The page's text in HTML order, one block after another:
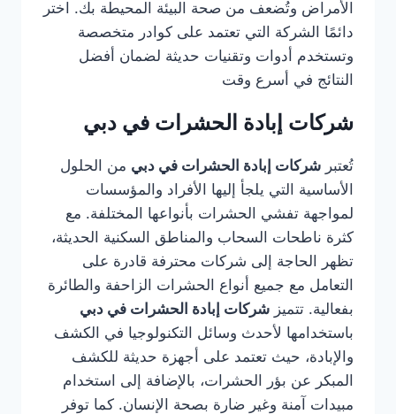
الأمراض وتُضعف من صحة البيئة المحيطة بك. اختر
دائمًا الشركة التي تعتمد على كوادر متخصصة
وتستخدم أدوات وتقنيات حديثة لضمان أفضل
النتائج في أسرع وقت
شركات إبادة الحشرات في دبي
تُعتبر شركات إبادة الحشرات في دبي من الحلول
الأساسية التي يلجأ إليها الأفراد والمؤسسات
لمواجهة تفشي الحشرات بأنواعها المختلفة. مع
كثرة ناطحات السحاب والمناطق السكنية الحديثة،
تظهر الحاجة إلى شركات محترفة قادرة على
التعامل مع جميع أنواع الحشرات الزاحفة والطائرة
بفعالية. تتميز شركات إبادة الحشرات في دبي
باستخدامها لأحدث وسائل التكنولوجيا في الكشف
والإبادة، حيث تعتمد على أجهزة حديثة للكشف
المبكر عن بؤر الحشرات، بالإضافة إلى استخدام
مبيدات آمنة وغير ضارة بصحة الإنسان. كما توفر